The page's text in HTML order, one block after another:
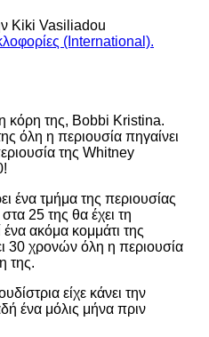
Kiki Vasiliadou
(International).
κόρη της, Bobbi Kristina.
όλη η περιουσία πηγαίνει
της Whitney
ένα τμήμα της περιουσίας
25 της θα έχει τη
ένα ακόμα κομμάτι της
30 χρονών όλη η περιουσία
της.
είχε κάνει την
ένα μόλις μήνα πριν